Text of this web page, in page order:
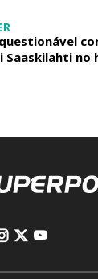
Saaskilahti no